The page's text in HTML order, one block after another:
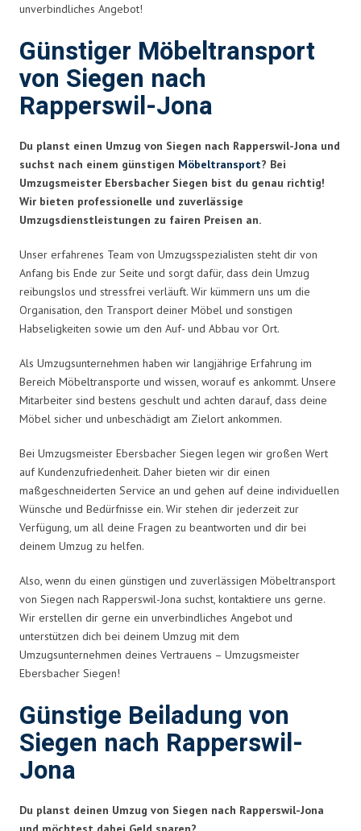
unverbindliches Angebot!
Günstiger Möbeltransport
von Siegen nach
Rapperswil-Jona
Du planst einen Umzug von Siegen nach Rapperswil-Jona und
suchst nach einem günstigen Möbeltransport? Bei
Umzugsmeister Ebersbacher Siegen bist du genau richtig!
Wir bieten professionelle und zuverlässige
Umzugsdienstleistungen zu fairen Preisen an.
Unser erfahrenes Team von Umzugsspezialisten steht dir von
Anfang bis Ende zur Seite und sorgt dafür, dass dein Umzug
reibungslos und stressfrei verläuft. Wir kümmern uns um die
Organisation, den Transport deiner Möbel und sonstigen
Habseligkeiten sowie um den Auf- und Abbau vor Ort.
Als Umzugsunternehmen haben wir langjährige Erfahrung im
Bereich Möbeltransporte und wissen, worauf es ankommt. Unsere
Mitarbeiter sind bestens geschult und achten darauf, dass deine
Möbel sicher und unbeschädigt am Zielort ankommen.
Bei Umzugsmeister Ebersbacher Siegen legen wir großen Wert
auf Kundenzufriedenheit. Daher bieten wir dir einen
maßgeschneiderten Service an und gehen auf deine individuellen
Wünsche und Bedürfnisse ein. Wir stehen dir jederzeit zur
Verfügung, um all deine Fragen zu beantworten und dir bei
deinem Umzug zu helfen.
Also, wenn du einen günstigen und zuverlässigen Möbeltransport
von Siegen nach Rapperswil-Jona suchst, kontaktiere uns gerne.
Wir erstellen dir gerne ein unverbindliches Angebot und
unterstützen dich bei deinem Umzug mit dem
Umzugsunternehmen deines Vertrauens – Umzugsmeister
Ebersbacher Siegen!
Günstige Beiladung von
Siegen nach Rapperswil-
Jona
Du planst deinen Umzug von Siegen nach Rapperswil-Jona